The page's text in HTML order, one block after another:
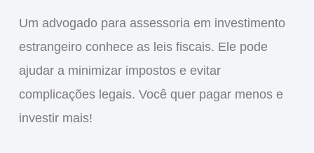
Um advogado para assessoria em investimento
estrangeiro conhece as leis fiscais. Ele pode
ajudar a minimizar impostos e evitar
complicações legais. Você quer pagar menos e
investir mais!